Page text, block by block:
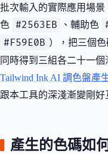
批次輸入的實際應用場
色 #2563EB 、輔助色
#F59E0B ），把三個
同時得到三組各二十一
Tailwind Ink AI 調色盤產
跟本工具的深淺漸變剛好
產生的色碼如